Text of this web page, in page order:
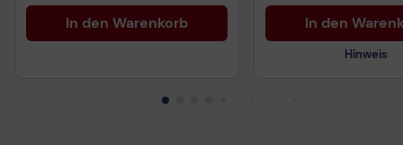
In den Warenkorb In den
Hinweis